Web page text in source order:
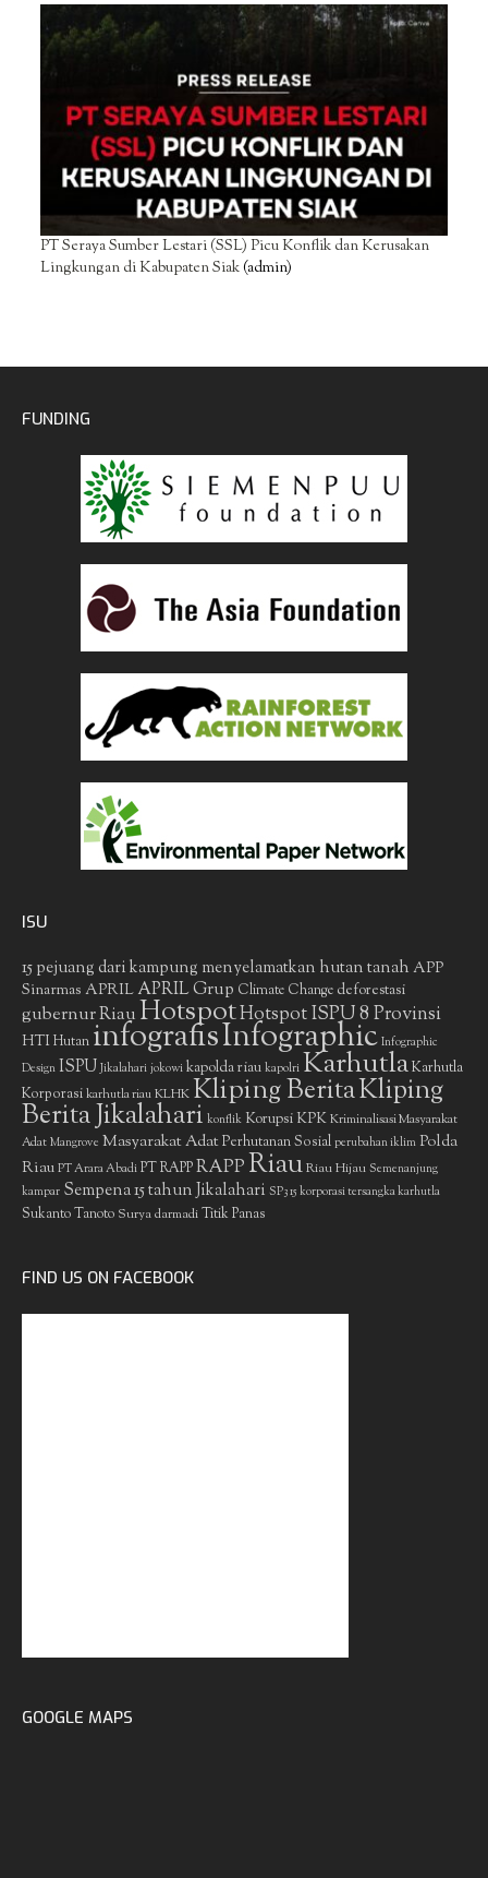
PT Seraya Sumber Lestari (SSL) Picu Konflik dan Kerusakan
Lingkungan di Kabupaten Siak(admin)
FUNDING
ISU
15 pejuang dari kampung menyelamatkan hutan tanah APP
Sinarmas APRIL APRIL Grup Climate Change deforestasi
gubernur RiauHotspotHotspot ISPU 8 Provinsi
HTIHutan infografisInfographic Infographic
Design ISPU Jikalahari jokowi kapolda riau kapolri KarhutlaKarhutla
Korporasikarhutla riauKLHKKliping BeritaKliping
Berita Jikalahari konflik Korupsi KPKKriminalisasi Masyarakat
Adat Mangrove Masyarakat AdatPerhutanan Sosial perubahan iklim Polda
Riau PT Arara Abadi PT RAPPRAPPRiauRiau Hijau Semenanjung
kampar Sempena 15 tahun Jikalahari SP3 15 korporasi tersangka karhutla
Sukanto Tanoto Surya darmadiTitik Panas
FIND US ON FACEBOOK
GOOGLE MAPS